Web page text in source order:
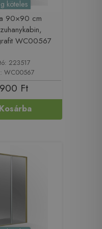
köteles
90×90 cm
WC00567
223517
WC00567
Ft
Kosárba